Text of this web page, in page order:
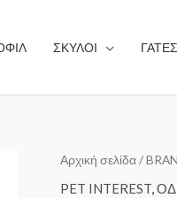
ΣΚΥΛΟΙ ΓΑΤΕΣ
Αρχική σελίδα/
PET INTEREST,